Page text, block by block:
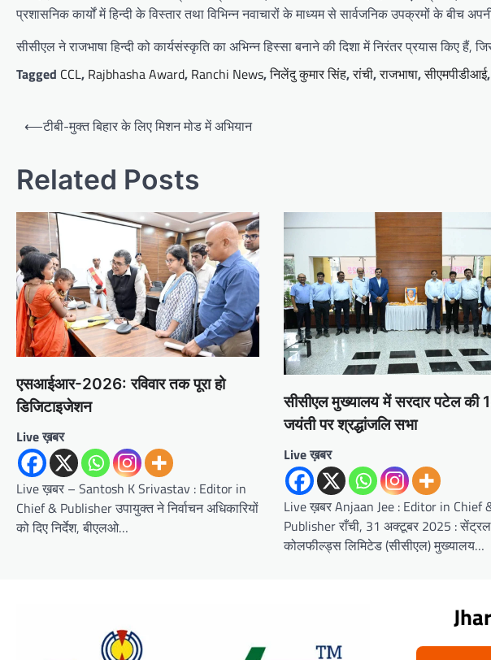
प्रशासनिक कार्यों में हिन्दी के विस्तार तथा विभिन्न नवाचारों के माध्यम से सार्वजनिक उपक्रमों के बीच
सीसीएल ने राजभाषा हिन्दी को कार्यसंस्कृति का अभिन्न हिस्सा बनाने की दिशा में निरंतर प्रयास किए
Tagged CCL, Rajbhasha Award, Ranchi News,निलेंदु कुमार सिंह,रांची,राजभाषा,सीएमपीडीआई
Post
⟵टीबी-मुक्त बिहार के लिए मिशन मोड में अभियान
Related Posts
एसआईआर-2026: रविवार तक पूरा हो
डिजिटाइजेशन
Live ख़बर
Live ख़बर – Santosh K Srivastav : Editor in
Chief & Publisher उपायुक्त ने निर्वाचन अधिकारियों
को दिए निर्देश, बीएलओ…
सीसीएल मुख्यालय में सरदार पटेल की
जयंती पर श्रद्धांजलि सभा
Live ख़बर
Live ख़बर Anjaan Jee : Editor in Chief
Publisher राँची, 31 अक्टूबर 2025 : सेंट्रल
कोलफील्ड्स लिमिटेड (सीसीएल) मुख्यालय…